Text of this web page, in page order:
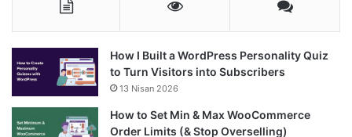
How I Built a WordPress Personality Quiz
to Turn Visitors into Subscribers
13 Nisan 2026
How to Set Min & Max WooCommerce
Order Limits (& Stop Overselling)